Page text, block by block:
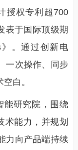
授权专利超700
表于国际顶级期
》。通过创新电
一次操作、同步
白。
能研究院，围绕
术能力，并规划
力向产品端持续